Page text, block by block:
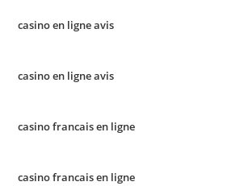
casino en ligne avis
casino en ligne avis
casino francais en ligne
casino francais en ligne